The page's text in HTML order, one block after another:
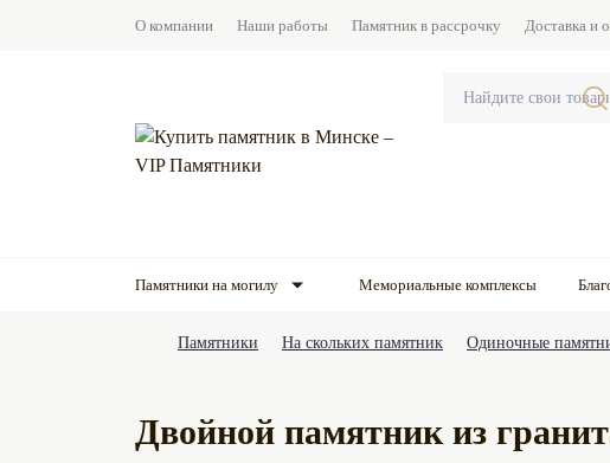
О компании Наши работы Памятник в рассрочку Доставка и
Памятники на могилу Мемориальные комплексы
Памятники На скольких памятник Одиночные
Двойной памятник из